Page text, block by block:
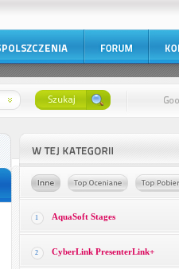
1 AquaSoft Stages
2 CyberLink PresenterLink+